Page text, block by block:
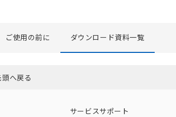
括ダウンロード
ご使用の前に ダウンロード資料一覧
へ戻る
サービスサポート